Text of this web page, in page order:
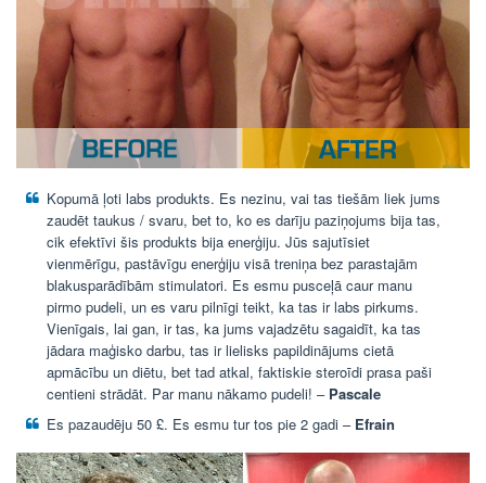
Kopumā ļoti labs produkts. Es nezinu, vai tas tiešām liek jums
zaudēt taukus / svaru, bet to, ko es darīju paziņojums bija tas,
cik efektīvi šis produkts bija enerģiju. Jūs sajutīsiet
vienmērīgu, pastāvīgu enerģiju visā treniņa bez parastajām
blakusparādībām stimulatori. Es esmu pusceļā caur manu
pirmo pudeli, un es varu pilnīgi teikt, ka tas ir labs pirkums.
Vienīgais, lai gan, ir tas, ka jums vajadzētu sagaidīt, ka tas
jādara maģisko darbu, tas ir lielisks papildinājums cietā
apmācību un diētu, bet tad atkal, faktiskie steroīdi prasa paši
centieni strādāt. Par manu nākamo pudeli! – Pascale
Es pazaudēju 50 £. Es esmu tur tos pie 2 gadi – Efrain